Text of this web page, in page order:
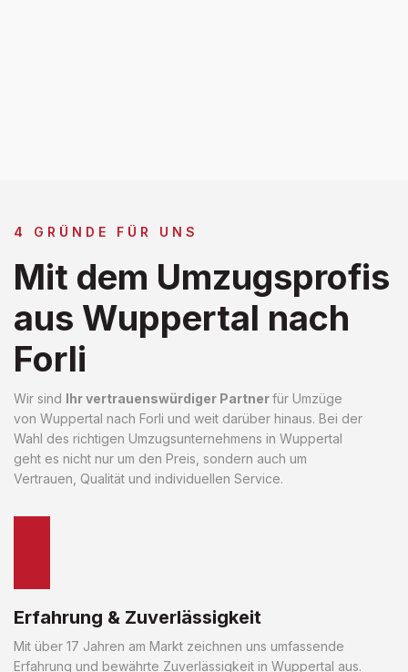
4 GRÜNDE FÜR UNS
Mit dem Umzugsprofis
aus Wuppertal nach
Forli
Wir sind Ihr vertrauenswürdiger Partnerfür Umzüge
von Wuppertal nach Forli und weit darüber hinaus. Bei der
Wahl des richtigen Umzugsunternehmens in Wuppertal
geht es nicht nur um den Preis, sondern auch um
Vertrauen, Qualität und individuellen Service.
Erfahrung & Zuverlässigkeit
Mit über 17 Jahren am Markt zeichnen uns umfassende
Erfahrung und bewährte Zuverlässigkeit in Wuppertal aus.